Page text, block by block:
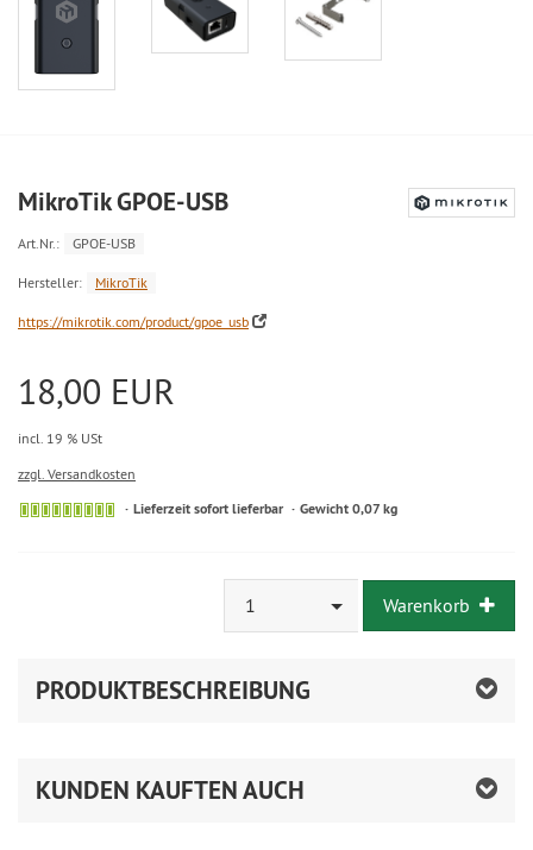
MikroTik GPOE-USB
Art.Nr.: GPOE-USB
Hersteller: MikroTik
https://mikrotik.com/product/gpoe_usb
18,00 EUR
incl. 19 % USt
zzgl. Versandkosten
Lieferzeit sofort lieferbar Gewicht 0,07 kg
1 Warenkorb
PRODUKTBESCHREIBUNG
KUNDEN KAUFTEN AUCH